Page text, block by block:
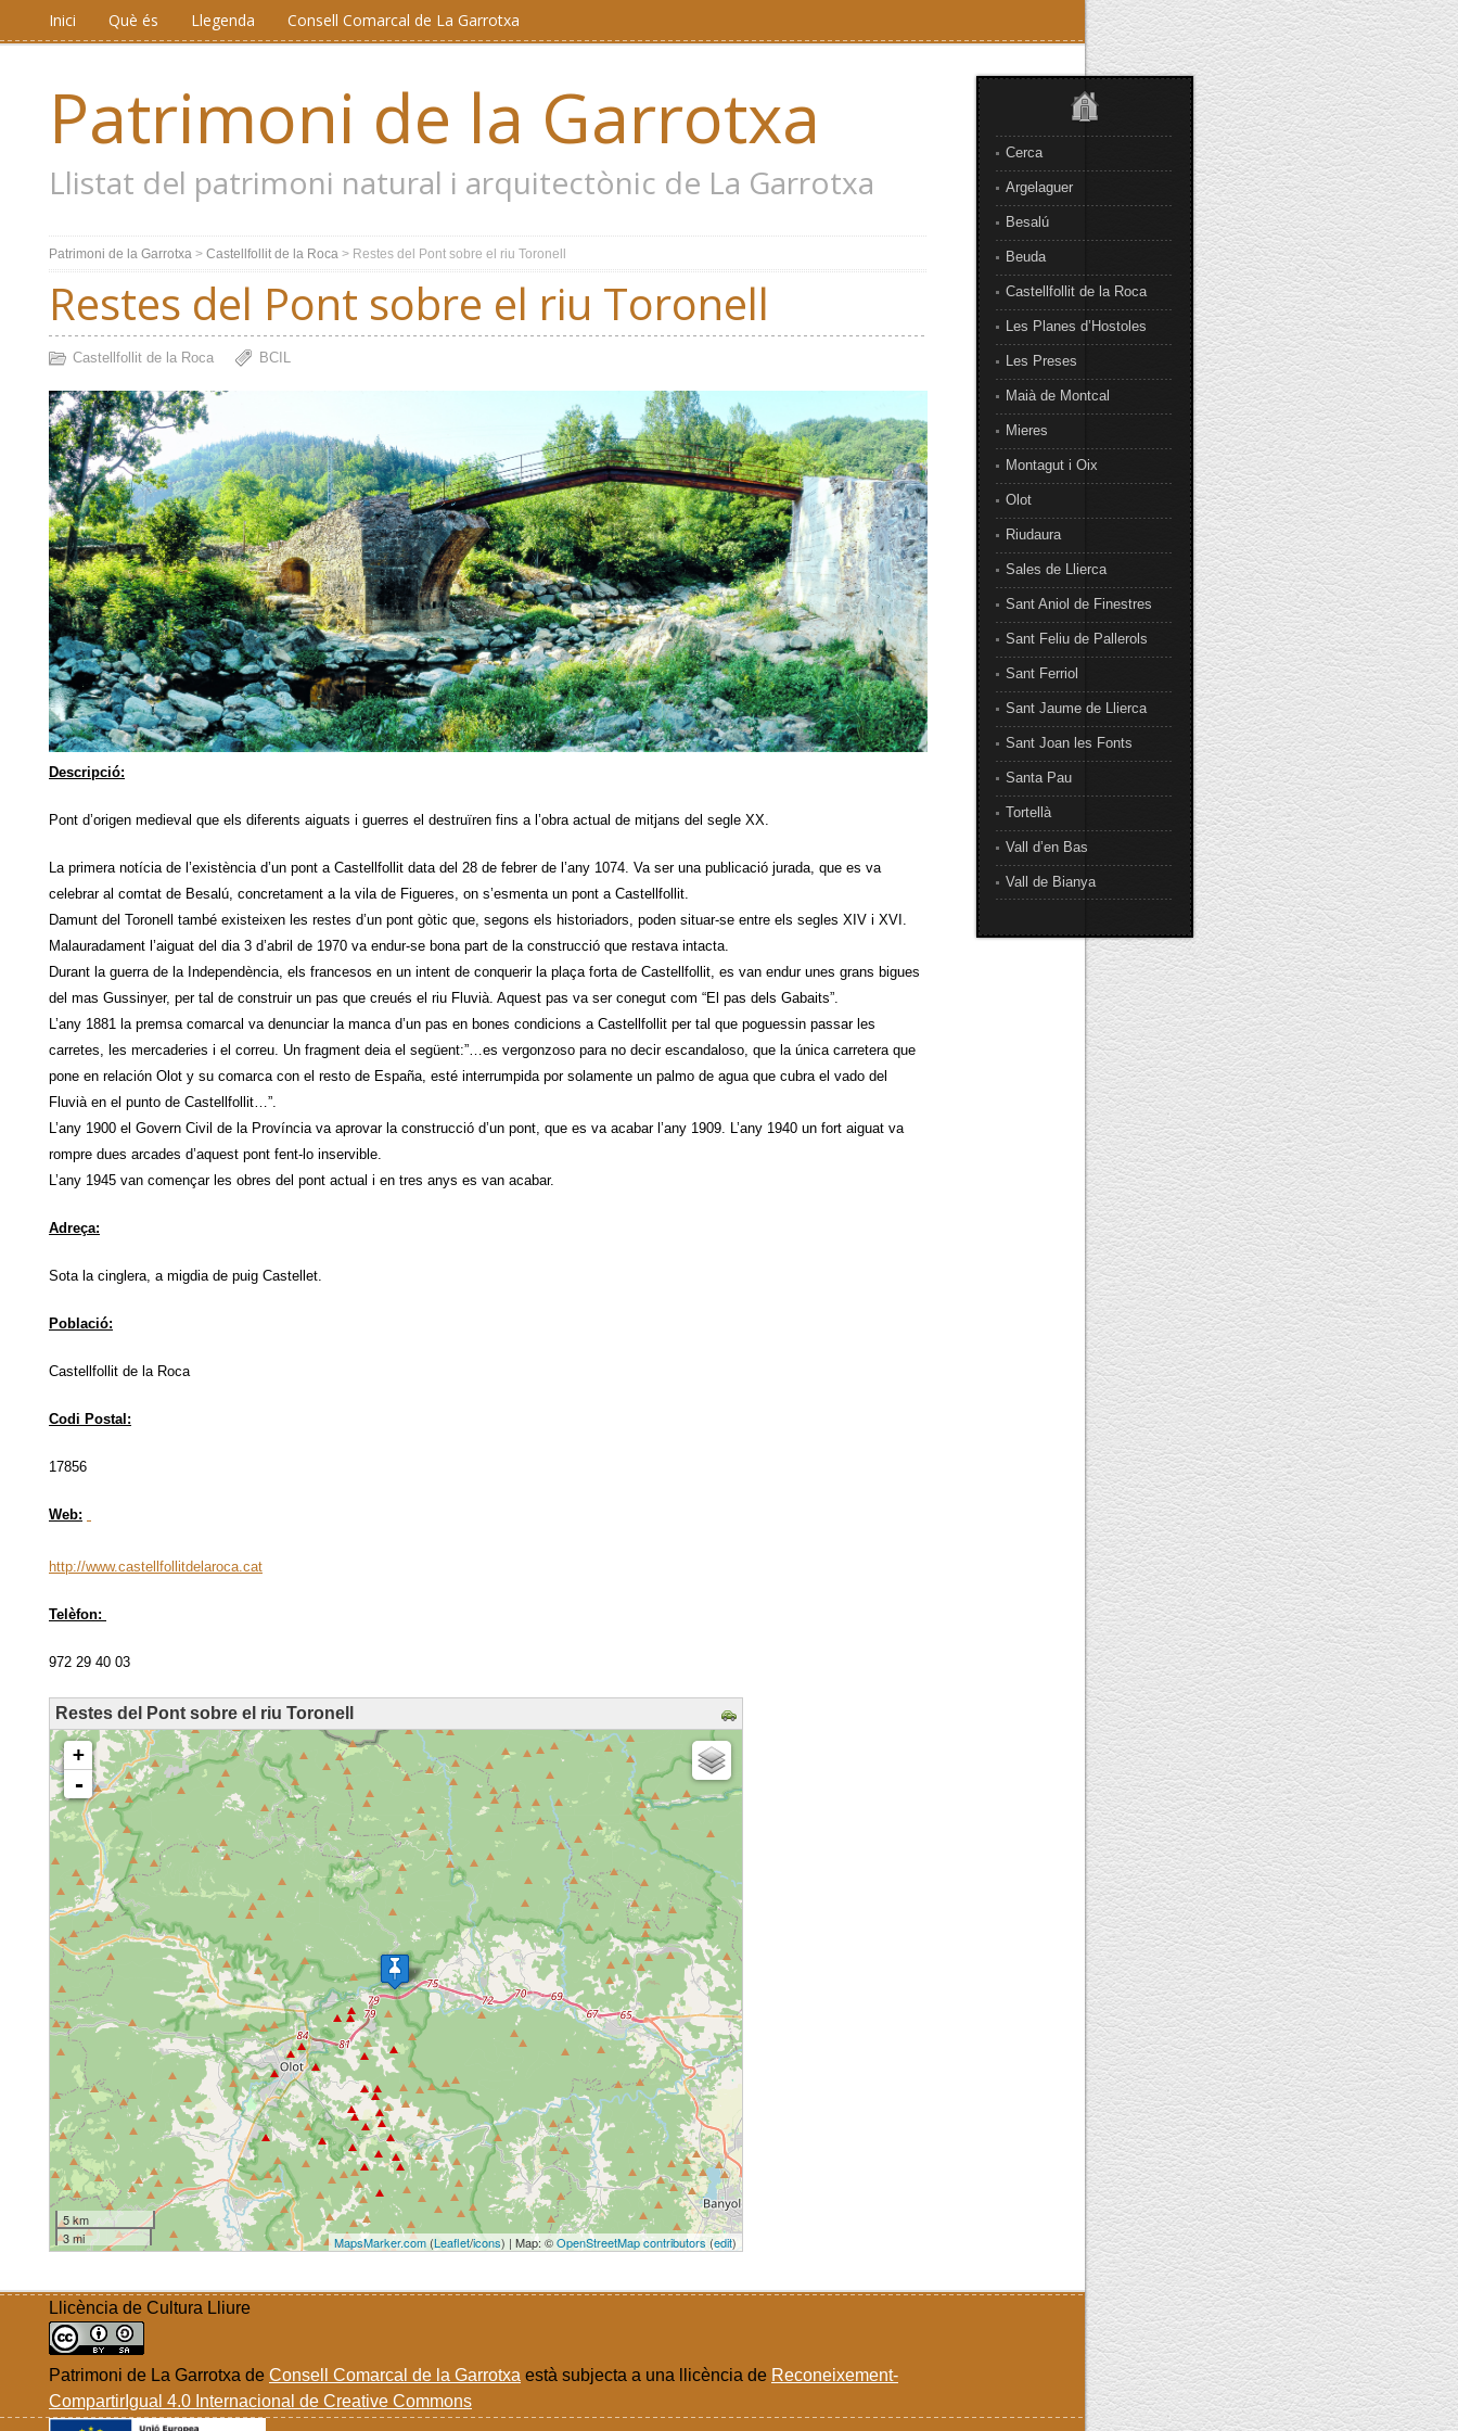
Inici Què és Llegenda Consell Comarcal de La Garrotxa
Patrimoni de la Garrotxa
Llistat del patrimoni natural i arquitectònic de La Garrotxa
Cerca
Argelaguer
Besalú
Beuda
Castellfollit de la Roca
Les Planes d’Hostoles
Les Preses
Maià de Montcal
Mieres
Montagut i Oix
Olot
Riudaura
Sales de Llierca
Sant Aniol de Finestres
Sant Feliu de Pallerols
Sant Ferriol
Sant Jaume de Llierca
Sant Joan les Fonts
Santa Pau
Tortellà
Vall d’en Bas
Vall de Bianya
Patrimoni de la Garrotxa > Castellfollit de la Roca > Restes del Pont sobre el riu Toronell
Restes del Pont sobre el riu Toronell
Castellfollit de la Roca BCIL
Descripció:
Pont d’origen medieval que els diferents aiguats i guerres el destruïren fins a l’obra actual de mitjans del segle XX.
La primera notícia de l’existència d’un pont a Castellfollit data del 28 de febrer de l’any 1074. Va ser una publicació jurada, que es va
celebrar al comtat de Besalú, concretament a la vila de Figueres, on s’esmenta un pont a Castellfollit.
Damunt del Toronell també existeixen les restes d’un pont gòtic que, segons els historiadors, poden situar-se entre els segles XIV i XVI.
Malauradament l’aiguat del dia 3 d’abril de 1970 va endur-se bona part de la construcció que restava intacta.
Durant la guerra de la Independència, els francesos en un intent de conquerir la plaça forta de Castellfollit, es van endur unes grans bigues
del mas Gussinyer, per tal de construir un pas que creués el riu Fluvià. Aquest pas va ser conegut com “El pas dels Gabaits”.
L’any 1881 la premsa comarcal va denunciar la manca d’un pas en bones condicions a Castellfollit per tal que poguessin passar les
carretes, les mercaderies i el correu. Un fragment deia el següent:”…es vergonzoso para no decir escandaloso, que la única carretera que
pone en relación Olot y su comarca con el resto de España, esté interrumpida por solamente un palmo de agua que cubra el vado del
Fluvià en el punto de Castellfollit…”.
L’any 1900 el Govern Civil de la Província va aprovar la construcció d’un pont, que es va acabar l’any 1909. L’any 1940 un fort aiguat va
rompre dues arcades d’aquest pont fent-lo inservible.
L’any 1945 van començar les obres del pont actual i en tres anys es van acabar.
Adreça:
Sota la cinglera, a migdia de puig Castellet.
Població:
Castellfollit de la Roca
Codi Postal:
17856
Web:
http://www.castellfollitdelaroca.cat
Telèfon:
972 29 40 03
Restes del Pont sobre el riu Toronell
loading map - please wait...
+
-
5 km
3 mi
MapsMarker.com(Leaflet/icons) | Map: ©OpenStreetMap contributors (edit)
Llicència de Cultura Lliure
Patrimoni de La Garrotxa de Consell Comarcal de la Garrotxa està subjecta a una llicència de Reconeixement-
CompartirIgual 4.0 Internacional de Creative Commons